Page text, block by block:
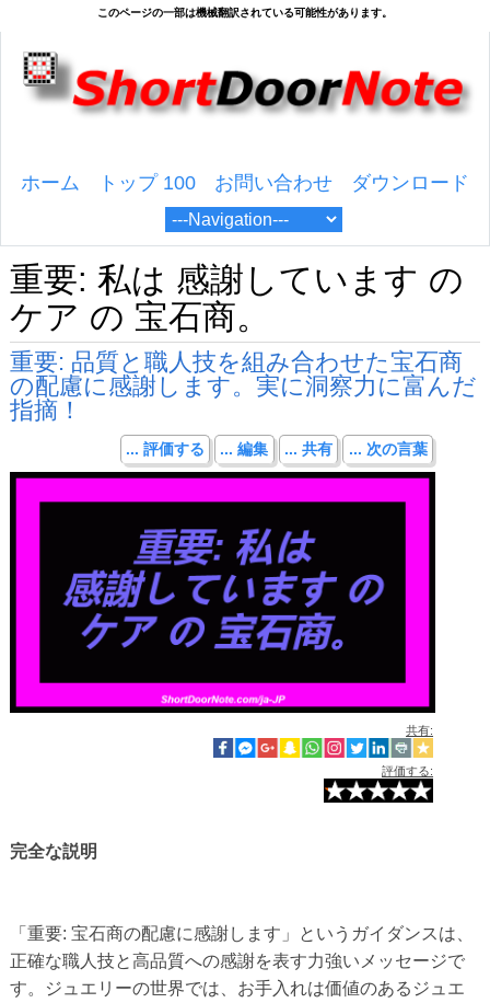
ホーム トップ 100 お問い合わせ ダウンロード
重要: 私は 感謝しています の
ケア の 宝石商。
重要: 品質と職人技を組み合わせた宝石商
の配慮に感謝します。実に洞察力に富んだ
指摘！
... 評価する ... 編集 ... 共有 ... 次の言葉
共有:
評価する:
完全な説明
「重要: 宝石商の配慮に感謝します」というガイダンスは、
正確な職人技と高品質への感謝を表す力強いメッセージで
す。ジュエリーの世界では、お手入れは価値のあるジュエ